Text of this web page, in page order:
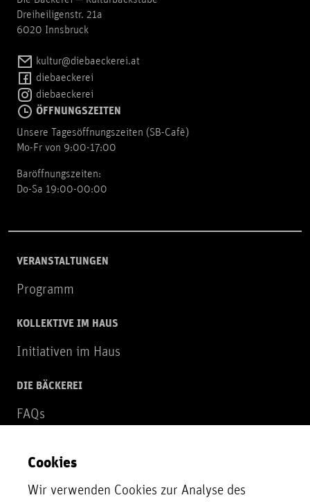
Dreiheiligenstr. 21a
6020 Innsbruck
kultur@diebaeckerei.at
diebaeckerei
diebaeckerei
ÖFFNUNGSZEITEN
Unsere Tagesöffnungszeiten (SB-Cafè)
Mo-Fr von 9:00-17:00
Baröffnungszeiten:
Do-Sa 19:00-00:00
VERANSTALTUNGEN
Programm
KOLLEKTIVE IM HAUS
Initiativen im Haus
DIE BÄCKEREI
FAQs
NEWSLETTER
Zur Newsletter Anmeldung
Cookies
Wir verwenden Cookies zur Analyse des